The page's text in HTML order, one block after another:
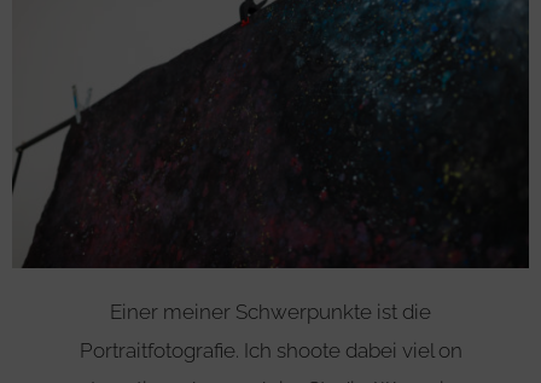
Einer meiner Schwerpunkte ist die
Portraitfotografie. Ich shoote dabei viel on